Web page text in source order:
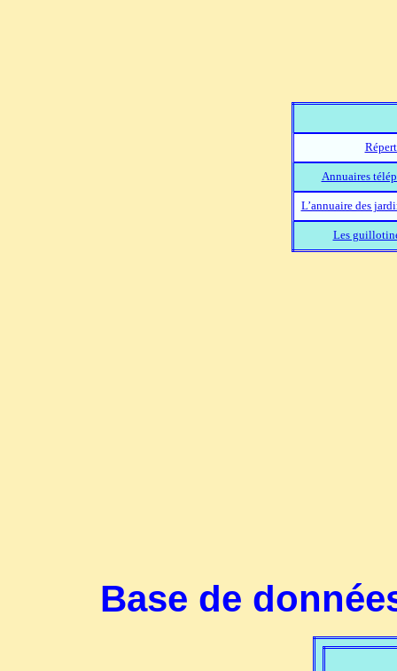
Annuaires
L’annuaire des
Les
Base de